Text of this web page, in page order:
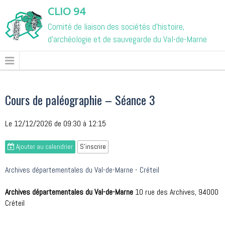
CLIO 94
Comité de liaison des sociétés d'histoire,
d'archéologie et de sauvegarde du Val-de-Marne
Cours de paléographie – Séance 3
Le 12/12/2026 de 09:30 à 12:15
Ajouter au calendrier S'inscrire
Archives départementales du Val-de-Marne - Créteil
Archives départementales du Val-de-Marne 10 rue des Archives, 94000
Créteil